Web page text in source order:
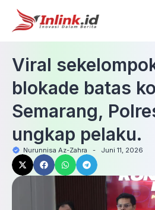
Viral
blokade batas
Semarang,
ungkap pelaku.
Nurunnisa Az-Zahra - Juni 11, 2026